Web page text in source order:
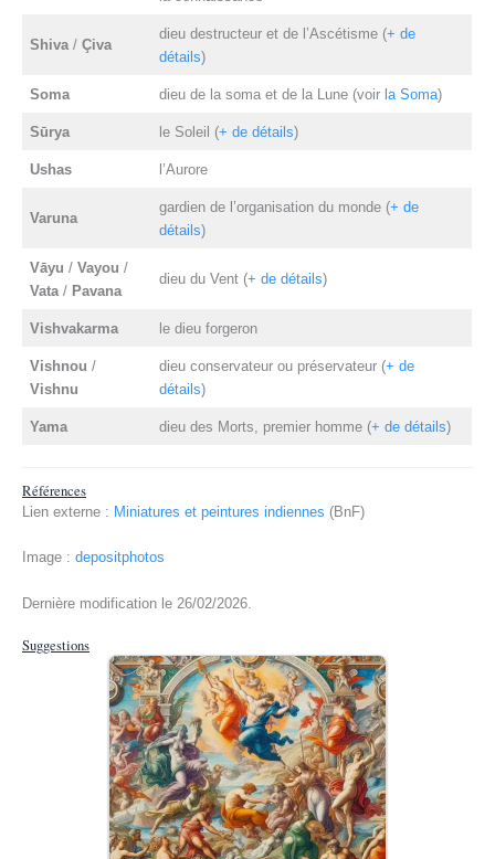
Shiva /Çiva
dieu destructeur et de l’Ascétisme (+ de
détails)
Soma dieu de la soma et de la Lune (voir la Soma)
Sūrya le Soleil (+ de détails)
Ushas l’Aurore
Varuna
gardien de l’organisation du monde (+ de
détails)
Vāyu /Vayou /
Vata / Pavana
dieu du Vent (+ de détails)
Vishvakarma le dieu forgeron
Vishnou /
Vishnu
dieu conservateur ou préservateur (+ de
détails)
Yama dieu des Morts, premier homme (+ de détails)
Références
Lien externe : Miniatures et peintures indiennes (BnF)
Image : depositphotos
Dernière modification le 26/02/2026.
Suggestions